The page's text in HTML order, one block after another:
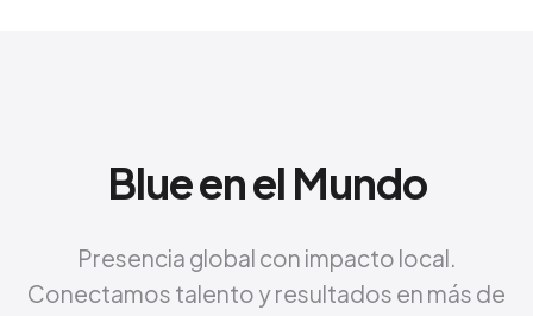
Blue en el Mundo
Presencia global con impacto local.
Conectamos talento y resultados en más de